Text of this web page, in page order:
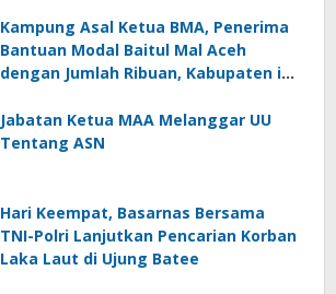
Kampung Asal Ketua BMA, Penerima
Bantuan Modal Baitul Mal Aceh
dengan Jumlah Ribuan, Kabupaten ini
Jabatan Ketua MAA Melanggar UU
Tentang ASN
Hari Keempat, Basarnas Bersama
TNI-Polri Lanjutkan Pencarian Korban
Laka Laut di Ujung Batee